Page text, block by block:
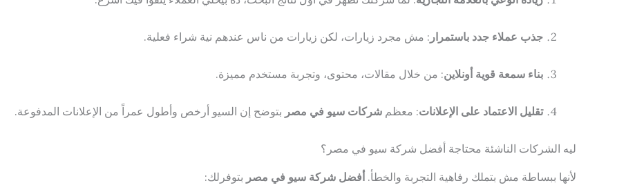
جذب عملاء جدد باستمرار : مش مجرد زيارات، لكن زيارات من ناس عندهم نية شراء فعلية.
بناء سمعة قوية أونلاين: من خلال مقالات، محتوى، وتجربة مستخدم مميزة.
تقليل الاعتماد على الإعلانات: معظم شركات سيو في مصر بتوضح إن السيو أرخص وأطول عمراً من الإعلانات المدفوعة.
ليه الشركات الناشئة محتاجة أفضل شركة سيو في مصر؟
لأنها ببساطة مش بتملك رفاهية التجربة والخطأ. أفضل شركة سيو في مصر بتوفرلك: